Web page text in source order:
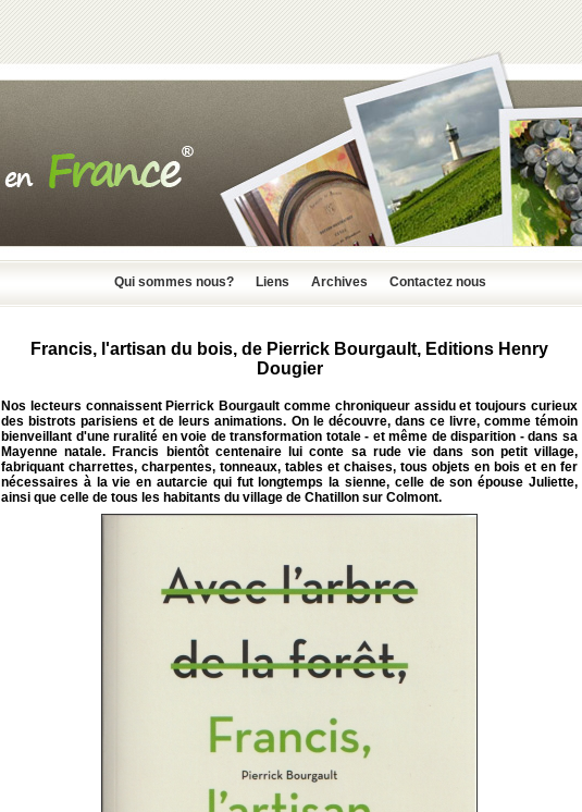
Qui sommes nous? Liens Archives Contactez nous
Francis, l'artisan du bois, de Pierrick Bourgault, Editions Henry
Dougier
Nos lecteurs connaissent Pierrick Bourgault comme chroniqueur assidu et toujours curieux
des bistrots parisiens et de leurs animations. On le découvre, dans ce livre, comme témoin
bienveillant d'une ruralité en voie de transformation totale - et même de disparition - dans sa
Mayenne natale. Francis bientôt centenaire lui conte sa rude vie dans son petit village,
fabriquant charrettes, charpentes, tonneaux, tables et chaises, tous objets en bois et en fer
nécessaires à la vie en autarcie qui fut longtemps la sienne, celle de son épouse Juliette,
ainsi que celle de tous les habitants du village de Chatillon sur Colmont.